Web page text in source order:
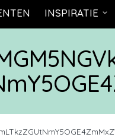
INSPIRATIE